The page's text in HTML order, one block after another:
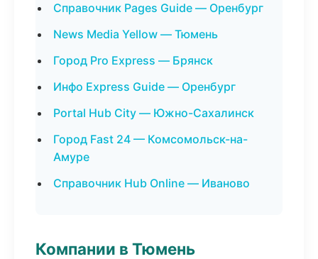
Справочник Pages Guide — Оренбург
News Media Yellow — Тюмень
Город Pro Express — Брянск
Инфо Express Guide — Оренбург
Portal Hub City — Южно-Сахалинск
Город Fast 24 — Комсомольск-на-
Амуре
Справочник Hub Online — Иваново
Компании в Тюмень